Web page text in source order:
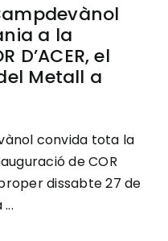
a la
D’ACER, el
Metall a
convida tota la
de COR
dissabte 27 de